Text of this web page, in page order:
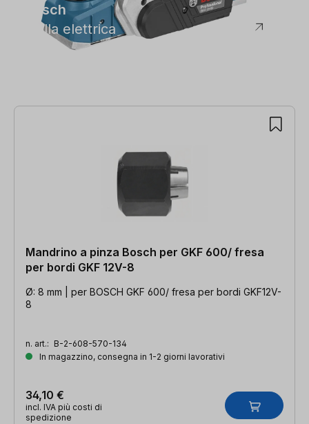
Bosch
Pialla elettrica
Mandrino a pinza Bosch per GKF 600/ fresa
per bordi GKF 12V-8
Ø: 8 mm | per BOSCH GKF 600/ fresa per bordi GKF12V-
8
n. art.: B-2-608-570-134
In magazzino, consegna in 1-2 giorni lavorativi
34,10 €
incl. IVA più costi di
spedizione